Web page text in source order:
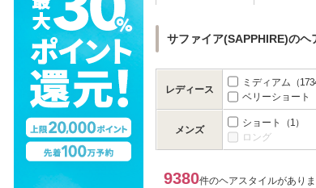
サファイア(SAPPHIRE)のヘ
レディース
ミディアム （
ベリーショート
メンズ
ショート （1）
ロング
9380件のヘアスタイルがあり